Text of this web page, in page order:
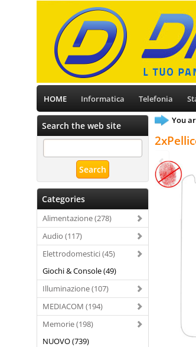
HOME Informatica Telefonia
Search the web site
Categories
Alimentazione (278)
Audio (117)
Elettrodomestici (45)
Giochi & Console (49)
Illuminazione (107)
MEDIACOM (194)
Memorie (198)
NUOVO (739)
You